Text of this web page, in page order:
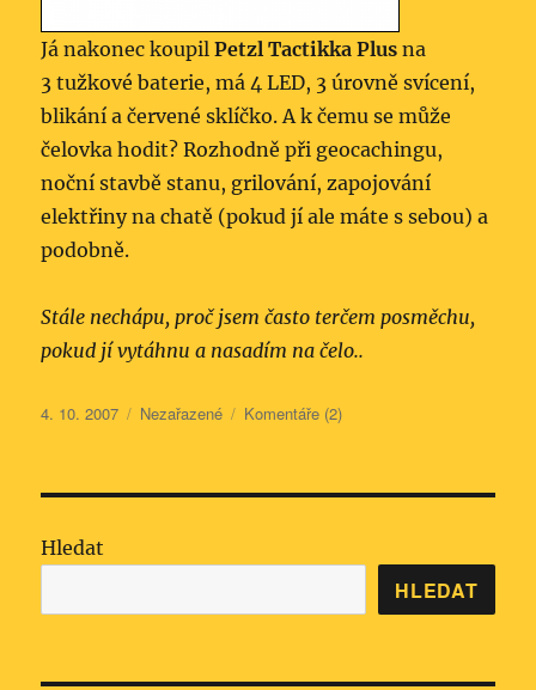
Já nakonec koupilPetzl Tactikka Plus na
3 tužkové baterie, má 4 LED, 3 úrovně svícení,
blikání a červené sklíčko. A k čemu se může
čelovka hodit? Rozhodně při geocachingu,
noční stavbě stanu, grilování, zapojování
elektřiny na chatě (pokud jí ale máte s sebou) a
podobně.
Stále nechápu, proč jsem často terčem posměchu,
pokud jí vytáhnu a nasadím na čelo..
Publikováno:
4. 10. 2007 Rubriky:
Nezařazené Komentáře (2)
Hledat
HLEDAT